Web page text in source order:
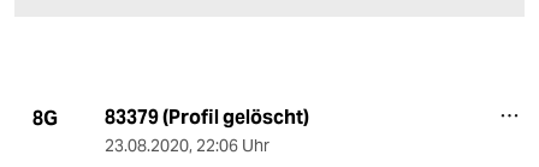
8G 83379 (Profil gelöscht)
23.08.2020, 22:06 Uhr